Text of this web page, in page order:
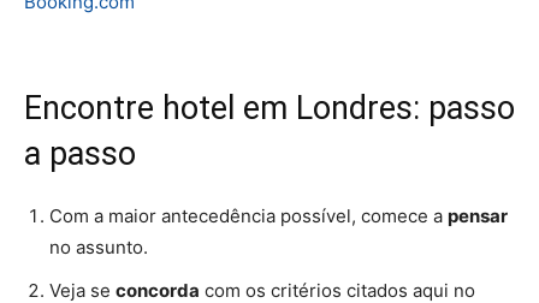
Encontre hotel em Londres: passo
a passo
Com a maior antecedência possível, comece a pensar
no assunto.
Veja se concorda com os critérios citados aqui no